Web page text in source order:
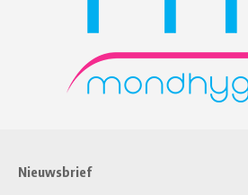
Nieuwsbrief